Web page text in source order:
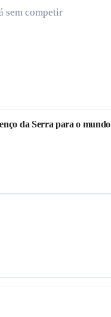
sem competir
da Serra para o mundo